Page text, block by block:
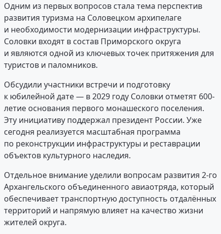
Одним из первых вопросов стала тема перспектив
развития туризма на Соловецком архипелаге
и необходимости модернизации инфраструктуры.
Соловки входят в состав Приморского округа
и являются одной из ключевых точек притяжения для
туристов и паломников.
Обсудили участники встречи и подготовку
к юбилейной дате — в 2029 году Соловки отметят 600-
летие основания первого монашеского поселения.
Эту инициативу поддержал президент России. Уже
сегодня реализуется масштабная программа
по реконструкции инфраструктуры и реставрации
объектов культурного наследия.
Отдельное внимание уделили вопросам развития 2-го
Архангельского объединенного авиаотряда, который
обеспечивает транспортную доступность отдалённых
территорий и напрямую влияет на качество жизни
жителей округа.